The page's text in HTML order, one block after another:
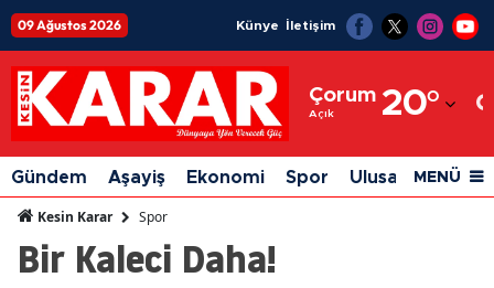
09 Ağustos 2026 Künye İletişim
Çorum
Açık 20°
Adıyaman
Afyonkarahisar
Ağrı
Gündem Aşayiş Ekonomi Spor Ulusal Siyaset
MENÜ
Kesin Karar Spor
Bir Kaleci Daha!